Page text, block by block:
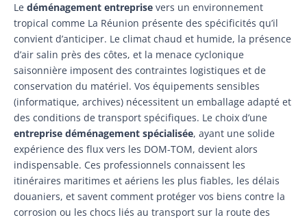
Le déménagement entreprise vers un environnement
tropical comme La Réunion présente des spécificités qu’il
convient d’anticiper. Le climat chaud et humide, la présence
d’air salin près des côtes, et la menace cyclonique
saisonnière imposent des contraintes logistiques et de
conservation du matériel. Vos équipements sensibles
(informatique, archives) nécessitent un emballage adapté et
des conditions de transport spécifiques. Le choix d’une
entreprise déménagement spécialisée, ayant une solide
expérience des flux vers les DOM-TOM, devient alors
indispensable. Ces professionnels connaissent les
itinéraires maritimes et aériens les plus fiables, les délais
douaniers, et savent comment protéger vos biens contre la
corrosion ou les chocs liés au transport sur la route des